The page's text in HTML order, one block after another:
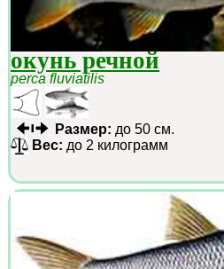
окунь речной
perca fluviatilis
Размер: до 50 см.
Вес: до 2 килограмм